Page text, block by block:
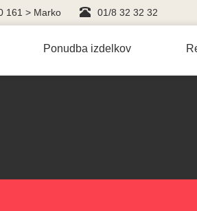
161 > Marko 01/8 32 32 32
Ponudba izdelkov